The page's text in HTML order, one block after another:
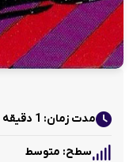
مدت زمان: 1 دقیقه
سطح: متوسط